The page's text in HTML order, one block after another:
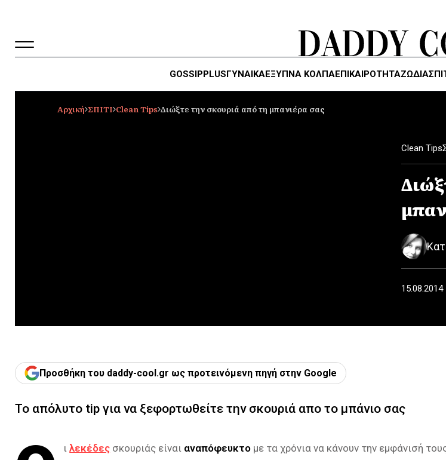
GOSSIPPLUSΓΥΝΑΙΚΑΈΞΥΠΝΑ ΚΌΛΠΑΕΠΙΚΑΙΡΟΤΗΤΑΖΏΔΙΑ
Αρχική ΣΠΙΤΙ Clean Tips Διώξτε την σκουριά από τη μπανιέρα σας
Clean Tips
15.08.2014
Προσθήκη του daddy-cool.gr ως προτεινόμενη πηγή στην Google
Το απόλυτο tip για να ξεφορτωθείτε την σκουριά απο το μπάνιο σας
ιλεκέδες σκουριάς είναι αναπόφευκτο με τα χρόνια να κάνουν την εμφάνισή